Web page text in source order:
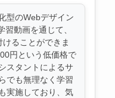
型のWebデザイン
動画を通じて、
ることができま
円という低価格で
スタントによるサ
でも無理なく学習
実施しており、気